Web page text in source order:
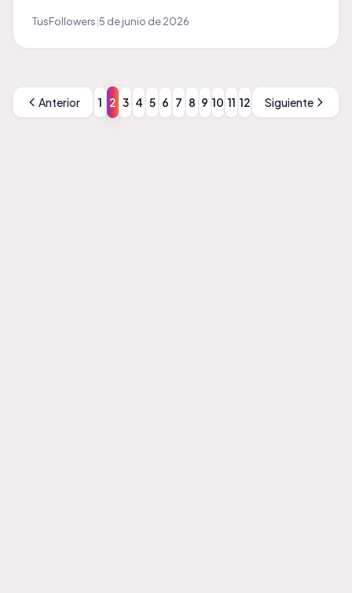
TusFollowers|5 de junio de 2026
Anterior 1 2 3 4 5 6 7 8 9 10 11 12 Siguiente